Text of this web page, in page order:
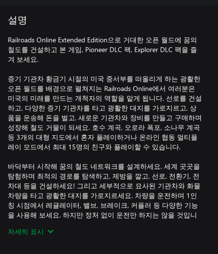
설명
Railroads Online Extended Edition으로 거대한 오픈 월드에 꿈의
철도를 건설하고 본 게임, Pioneer DLC 팩, Explorer DLC 팩을 즐
겨 보세요.
증기 기관차 황금기 시절의 미국 중서부를 떠올리게 하는 광활한
오픈 월드를 배경으로 펼쳐지는 Railroads Online에서 여러분은
미국의 미래를 만드는 개척자의 역할을 맡게 됩니다. 선로를 건설
하고, 다양한 증기 기관차를 타고 광활한 대지를 가로지르고, 상
품을 운송해 돈을 벌고, 새로운 기관차와 장비를 만들고 구매하며
성장해 철도 거물이 되세요. 호수 계곡, 오로라 폭포, 소나무 계곡
등 3개의 대형 지도에서 혼자 플레이하거나 온라인 협동 멀티플
레이 모드에서 최대 15명의 친구와 플레이할 수 있습니다.
바닥부터 시작해 꿈의 철도 네트워크를 설계하세요. 세계 곳곳을
탐험하며 최적의 경로를 탐색하고, 제방을 깔고, 선로, 전환기, 전
차대 등을 건설하세요! 그리고 세부적으로 묘사된 기관차와 화물
차량을 타고 광활한 대지를 가로지르세요. 차량을 운전하며 1인
칭 시점에서 레귤레이터, 밸브, 브레이크, 커플러 등 다양한 기능
을 사용해 보세요. 하지만 정처 없이 운전만 하지는 않을 것입니
요한 화물을 운송하는 것이죠. 성공적으로 운송을 마치고 돈을 벌
자세히 표시